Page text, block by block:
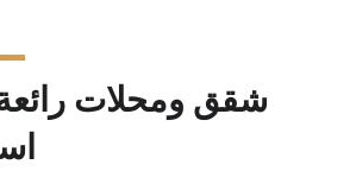
شقق ومحلات رائعة